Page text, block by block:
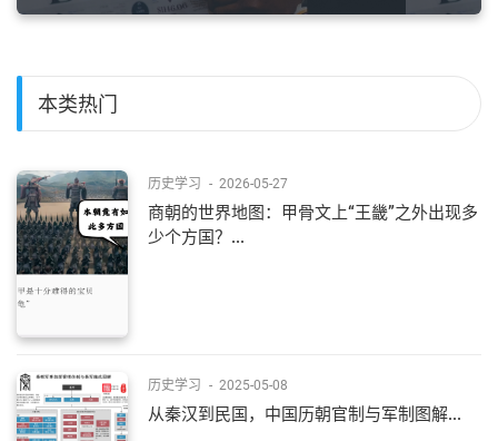
本类热门
历史学习 - 2026-05-27
商朝的世界地图：甲骨文上“王畿”之外出现多
少个方国？...
历史学习 - 2025-05-08
从秦汉到民国，中国历朝官制与军制图解...